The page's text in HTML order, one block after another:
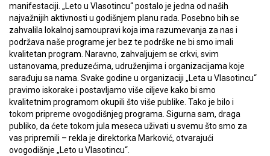
manifestaciji. „Leto u Vlasotincu“ postalo je jedna od naših
najvažnijih aktivnosti u godišnjem planu rada. Posebno bih se
zahvalila lokalnoj samoupravi koja ima razumevanja za nas i
podržava naše programe jer bez te podrške ne bi smo imali
kvalitetan program. Naravno, zahvaljujem se crkvi, svim
ustanovama, preduzećima, udruženjima i organizacijama koje
sarađuju sa nama. Svake godine u organizaciji „Leta u Vlasotincu“
pravimo iskorake i postavljamo više ciljeve kako bi smo
kvalitetnim programom okupili što više publike. Tako je bilo i
tokom pripreme ovogodišnjeg programa. Sigurna sam, draga
publiko, da ćete tokom jula meseca uživati u svemu što smo za
vas pripremili – rekla je direktorka Marković, otvarajući
ovogodišnje „Leto u Vlasotincu“.